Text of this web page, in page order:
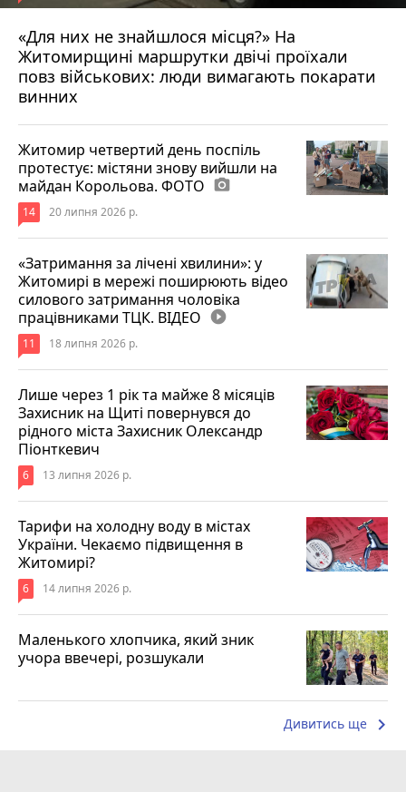
«Для них не знайшлося місця?» На
Житомирщині маршрутки двічі проїхали
повз військових: люди вимагають покарати
винних
17 липня 2026 р.
Житомир четвертий день поспіль
протестує: містяни знову вийшли на
майдан Корольова. ФОТО photo_camera
14 20 липня 2026 р.
«Затримання за лічені хвилини»: у
Житомирі в мережі поширюють відео
силового затримання чоловіка
працівниками ТЦК. ВІДЕО play_circle_filled
11 18 липня 2026 р.
Лише через 1 рік та майже 8 місяців
Захисник на Щиті повернувся до
рідного міста Захисник Олександр
Піонткевич
6 13 липня 2026 р.
Тарифи на холодну воду в містах
України. Чекаємо підвищення в
Житомирі?
6 14 липня 2026 р.
Маленького хлопчика, який зник
учора ввечері, розшукали
Дивитись ще keyboard_arrow_right